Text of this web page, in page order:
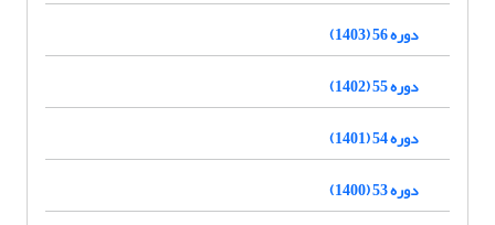
دوره 56 (1403)
دوره 55 (1402)
دوره 54 (1401)
دوره 53 (1400)